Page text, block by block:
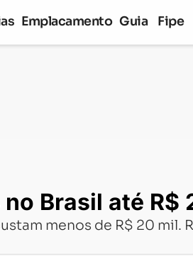
Emplacamento Guia Fipe
Brasil até R$
menos de R$ 20 mil.